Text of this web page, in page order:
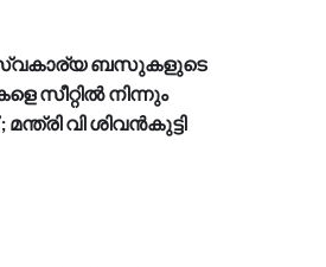
ബസുകളുടെ
സീറ്റിൽ നിന്നും
വി ശിവൻകുട്ടി